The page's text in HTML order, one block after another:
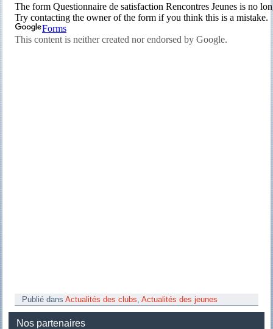
Publié dans Actualités des clubs,Actualités des jeunes
Nos partenaires